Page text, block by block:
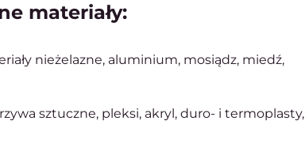
materiały:
nieżelazne, aluminium, mosiądz, miedź,
sztuczne, pleksi, akryl, duro- i termoplasty,